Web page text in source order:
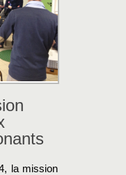
la mission